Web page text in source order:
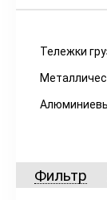
Тележки
Фильтр